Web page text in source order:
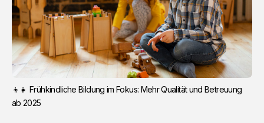
👦👧 Frühkindliche Bildung im Fokus: Mehr Qualität und Betreuung
ab 2025